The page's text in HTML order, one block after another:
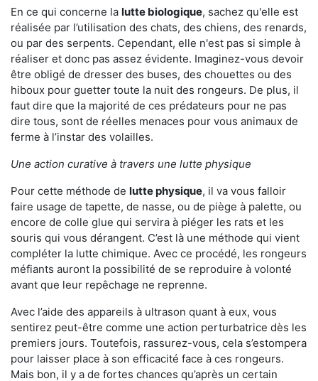
En ce qui concerne la lutte biologique, sachez qu'elle est
réalisée par l’utilisation des chats, des chiens, des renards,
ou par des serpents. Cependant, elle n'est pas si simple à
réaliser et donc pas assez évidente. Imaginez-vous devoir
être obligé de dresser des buses, des chouettes ou des
hiboux pour guetter toute la nuit des rongeurs. De plus, il
faut dire que la majorité de ces prédateurs pour ne pas
dire tous, sont de réelles menaces pour vous animaux de
ferme à l’instar des volailles.
Une action curative à travers une lutte physique
Pour cette méthode de lutte physique, il va vous falloir
faire usage de tapette, de nasse, ou de piège à palette, ou
encore de colle glue qui servira à piéger les rats et les
souris qui vous dérangent. C’est là une méthode qui vient
compléter la lutte chimique. Avec ce procédé, les rongeurs
méfiants auront la possibilité de se reproduire à volonté
avant que leur repêchage ne reprenne.
Avec l’aide des appareils à ultrason quant à eux, vous
sentirez peut-être comme une action perturbatrice dès les
premiers jours. Toutefois, rassurez-vous, cela s’estompera
pour laisser place à son efficacité face à ces rongeurs.
Mais bon, il y a de fortes chances qu’après un certain